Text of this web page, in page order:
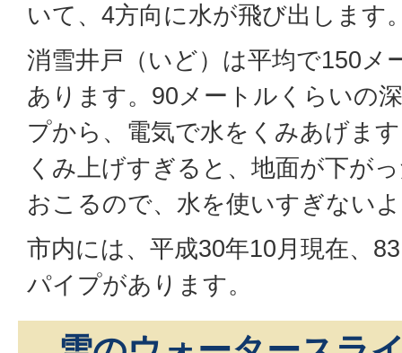
いて、4方向に水が飛び出します
消雪井戸（いど）は平均で150メ
あります。90メートルくらいの
プから、電気で水をくみあげま
くみ上げすぎると、地面が下が
おこるので、水を使いすぎない
市内には、平成30年10月現在、
パイプがあります。